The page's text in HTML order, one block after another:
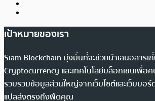
เป้าหมายของเรา
Siam Blockchain มุ่งมั่นที่จะช่วยนำเสนอสารเ
Cryptocurrency และเทคโนโลยีบล็อกเชนเพื่อค
รวบรวมข้อมูลส่วนใหญ่จากเว็บไซต์และเว็บบอร์
แปลส่งตรงถึงฟีดคุณ